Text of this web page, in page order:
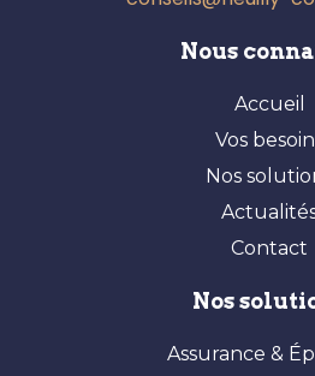
Nous
Accueil
Vos
Nos
Contact
Nos
Assurance &